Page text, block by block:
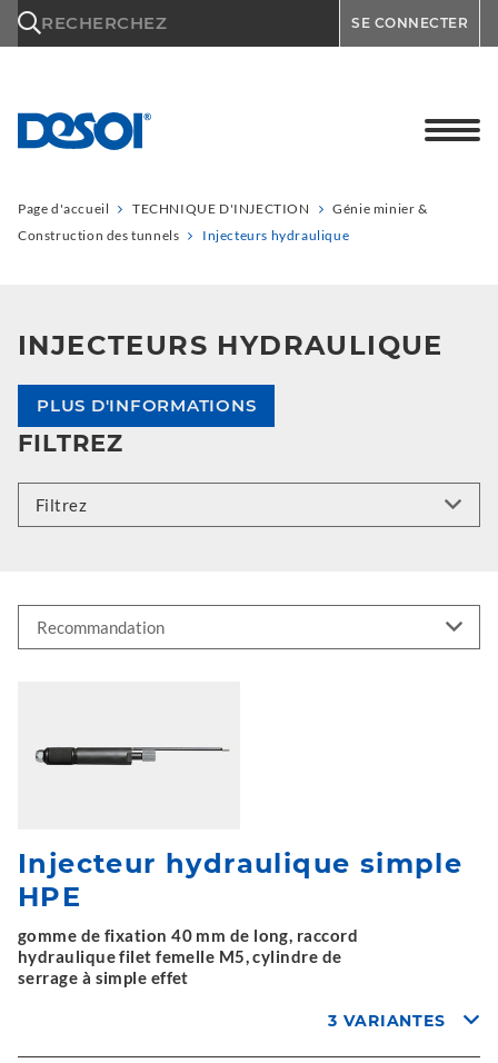
RECHERCHEZ SE CONNECTER
Page d'accueil TECHNIQUE D'INJECTION
Génie minier &
Construction des tunnels
Injecteurs hydraulique
INJECTEURS HYDRAULIQUE
PLUS D'INFORMATIONS
FILTREZ
Filtrez
Injecteur hydraulique simple
HPE
gomme de fixation 40 mm de long, raccord
hydraulique filet femelle M5, cylindre de
serrage à simple effet
3 VARIANTES